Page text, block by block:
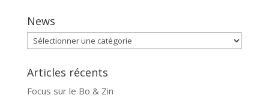
News
News
Articles récents
Focus sur le Bo & Zin